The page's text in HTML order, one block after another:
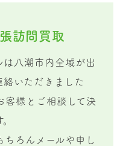
訪問買取
は八潮市内全域が出
絡いただきました
客様とご相談して決
ちろんメールや申し